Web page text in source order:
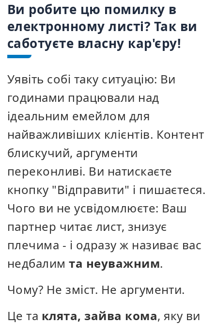
Ви робите цю помилку в
електронному листі? Так ви
саботуєте власну кар'єру!
Уявіть собі таку ситуацію: Ви
годинами працювали над
ідеальним емейлом для
найважливіших клієнтів. Контент
блискучий, аргументи
переконливі. Ви натискаєте
кнопку "Відправити" і пишаєтеся.
Чого ви не усвідомлюєте: Ваш
партнер читає лист, знизує
плечима - і одразу ж називає вас
недбалимта неуважним.
Чому? Не зміст. Не аргументи.
Це та клята, зайва кома, яку ви